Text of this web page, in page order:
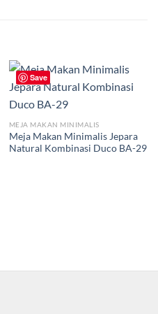
Save
MEJA MAKAN MINIMALIS
Meja Makan Minimalis Jepara
Natural Kombinasi Duco BA-29